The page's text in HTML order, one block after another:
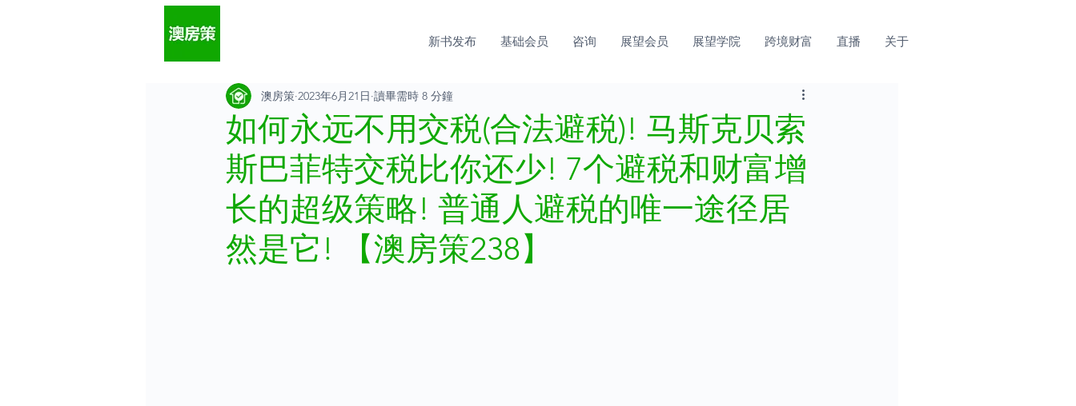
新书发布 基础会员 咨询 展望会员 展望学院 跨境财富 直播 关于
如何永远不用交税(合法避税)! 马斯克贝索
斯巴菲特交税比你还少! 7个避税和财富增
长的超级策略! 普通人避税的唯一途径居
然是它! 【澳房策238】
澳房策 2023年6月21日 讀畢需時 8 分鐘